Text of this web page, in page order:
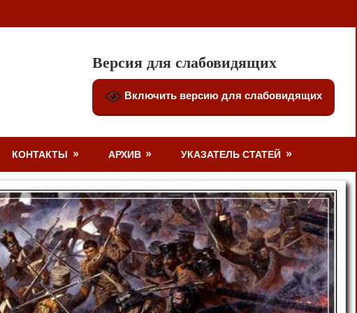
Версия для слабовидящих
Включить версию для слабовидящих
КОНТАКТЫ АРХИВ УКАЗАТЕЛЬ СТАТЕЙ